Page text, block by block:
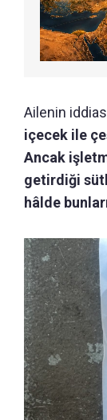
Ailenin
içecek ile
Ancak
getirdiği
hâlde